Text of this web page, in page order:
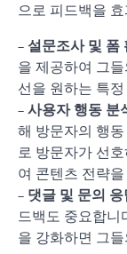
으로 피드백을
– 설문조사 및 폼
을 제공하여 그
선을 원하는 특
– 사용자 행동 분
해 방문자의 행
로 방문자가 선
여 콘텐츠 전략
– 댓글 및 문의 응
드백도 중요합니
을 강화하면 그